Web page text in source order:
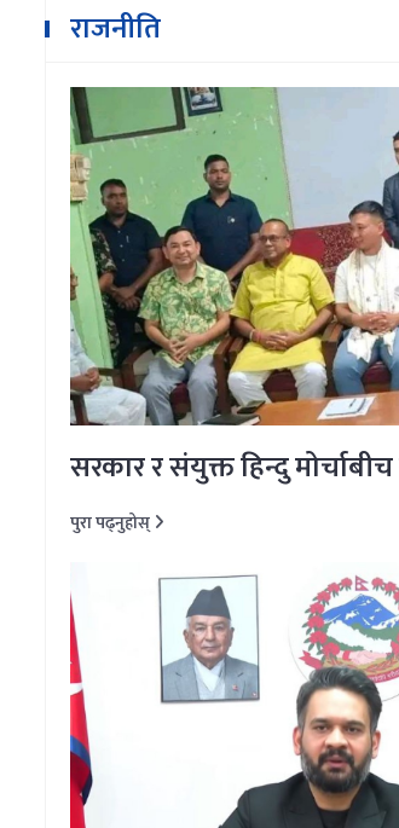
राजनीति
सरकार र संयुक्त हिन्दु
पुरा पढ्नुहोस्